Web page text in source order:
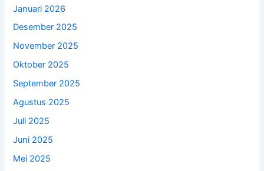
Januari 2026
Desember 2025
November 2025
Oktober 2025
September 2025
Agustus 2025
Juli 2025
Juni 2025
Mei 2025